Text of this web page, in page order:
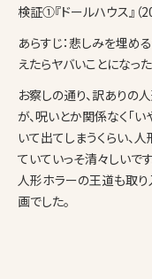
検証①『ドールハウス』（
あらすじ：悲しみを埋め
えたらヤバいことになった
お察しの通り、訳ありの
が、呪いとか関係なく「
いて出てしまうくらい、
ていていっそ清々しいです
人形ホラーの王道も取
画でした。